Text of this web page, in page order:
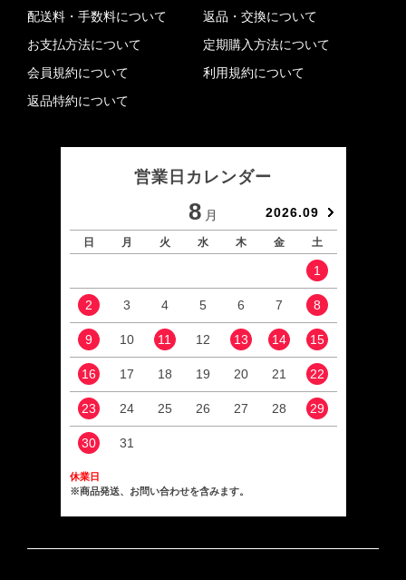
配送料・手数料について
お支払方法について
会員規約について
返品特約について
返品・交換について
定期購入方法について
利用規約について
営業日カレンダー
8 月 2026.09
日 月 火 水 木 金 土
1
2 3 4 5 6 7 8
9 10 11 12 13 14 15
16 17 18 19 20 21 22
23 24 25 26 27 28 29
30 31
休業日
※商品発送、お問い合わせを含みます。